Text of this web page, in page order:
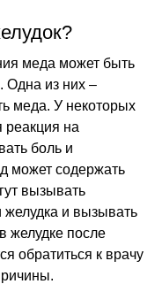
меда может быть
Одна из них –
меда. У некоторых
реакция на
боль и
может содержать
вызывать
желудка и вызывать
желудке после
обратиться к врачу